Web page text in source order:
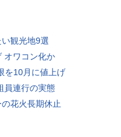
観光地9選
オワコン化か
を10月に値上げ
員連行の実態
花火長期休止